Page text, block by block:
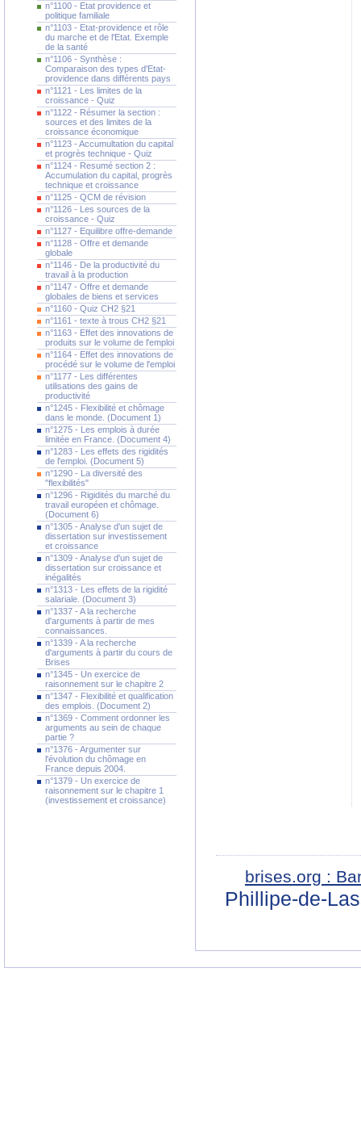
n°1100 - Etat providence et
politique familiale
n°1103 - Etat-providence et rôle
du marche et de l'Etat. Exemple
de la santé
n°1106 - Synthèse :
Comparaison des types d'Etat-
providence dans différents pays
n°1121 - Les limites de la
croissance - Quiz
n°1122 - Résumer la section :
sources et des limites de la
croissance économique
n°1123 - Accumultation du capital
et progrès technique - Quiz
n°1124 - Resumé section 2 :
Accumulation du capital, progrès
technique et croissance
n°1125 - QCM de révision
n°1126 - Les sources de la
croissance - Quiz
n°1127 - Equilibre offre-demande
n°1128 - Offre et demande
globale
n°1146 - De la productivité du
travail à la production
n°1147 - Offre et demande
globales de biens et services
n°1160 - Quiz CH2 §21
n°1161 - texte à trous CH2 §21
n°1163 - Effet des innovations de
produits sur le volume de l'emploi
n°1164 - Effet des innovations de
procédé sur le volume de l'emploi
n°1177 - Les différentes
utilisations des gains de
productivité
n°1245 - Flexibilité et chômage
dans le monde. (Document 1)
n°1275 - Les emplois à durée
limitée en France. (Document 4)
n°1283 - Les effets des rigidités
de l'emploi. (Document 5)
n°1290 - La diversité des
"flexibilités"
n°1296 - Rigidités du marché du
travail européen et chômage.
(Document 6)
n°1305 - Analyse d'un sujet de
dissertation sur investissement
et croissance
n°1309 - Analyse d'un sujet de
dissertation sur croissance et
inégalités
n°1313 - Les effets de la rigidité
salariale. (Document 3)
n°1337 - A la recherche
d'arguments à partir de mes
connaissances.
n°1339 - A la recherche
d'arguments à partir du cours de
Brises
n°1345 - Un exercice de
raisonnement sur le chapitre 2
n°1347 - Flexibilité et qualification
des emplois. (Document 2)
n°1369 - Comment ordonner les
arguments au sein de chaque
partie ?
n°1376 - Argumenter sur
l'évolution du chômage en
France depuis 2004.
n°1379 - Un exercice de
raisonnement sur le chapitre 1
(investissement et croissance)
brises.org :
Phillipe-de-